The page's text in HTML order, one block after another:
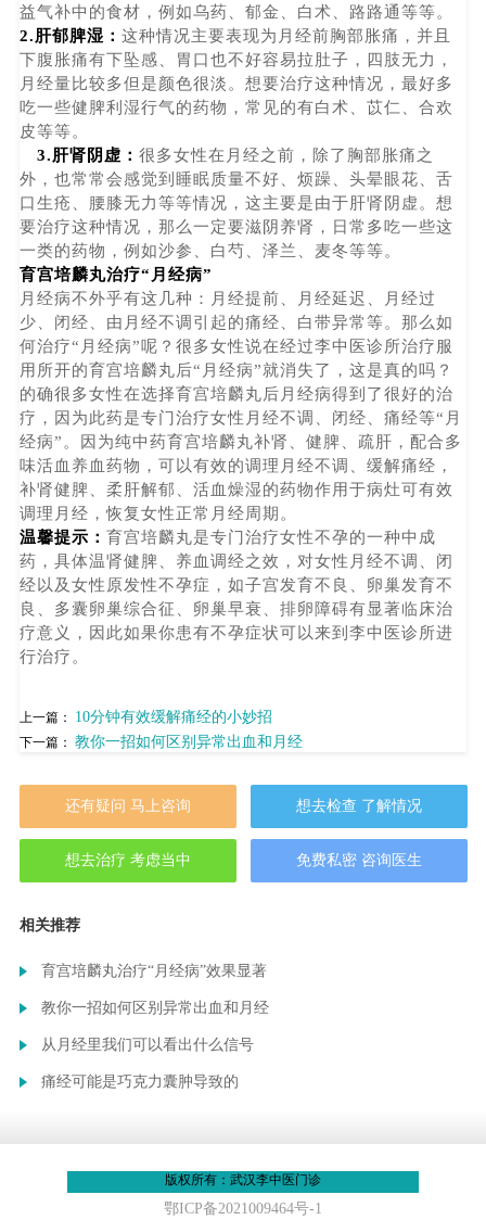
益气补中的食材，例如乌药、郁金、白术、路路通等等。
2.肝郁脾湿： 这种情况主要表现为月经前胸部胀痛，并且
下腹胀痛有下坠感、胃口也不好容易拉肚子，四肢无力，
月经量比较多但是颜色很淡。想要治疗这种情况，最好多
吃一些健脾利湿行气的药物，常见的有白术、苡仁、合欢
皮等等。
3.肝肾阴虚： 很多女性在月经之前，除了胸部胀痛之
外，也常常会感觉到睡眠质量不好、烦躁、头晕眼花、舌
口生疮、腰膝无力等等情况，这主要是由于肝肾阴虚。想
要治疗这种情况，那么一定要滋阴养肾，日常多吃一些这
一类的药物，例如沙参、白芍、泽兰、麦冬等等。
育宫培麟丸治疗“月经病”
月经病不外乎有这几种：月经提前、月经延迟、月经过
少、闭经、由月经不调引起的痛经、白带异常等。那么如
何治疗“月经病”呢？很多女性说在经过李中医诊所治疗服
用所开的育宫培麟丸后“月经病”就消失了，这是真的吗？
的确很多女性在选择育宫培麟丸后月经病得到了很好的治
疗，因为此药是专门治疗女性月经不调、闭经、痛经等“月
经病”。因为纯中药育宫培麟丸补肾、健脾、疏肝，配合多
味活血养血药物，可以有效的调理月经不调、缓解痛经，
补肾健脾、柔肝解郁、活血燥湿的药物作用于病灶可有效
调理月经，恢复女性正常月经周期。
温馨提示： 育宫培麟丸是专门治疗女性不孕的一种中成
药，具体温肾健脾、养血调经之效，对女性月经不调、闭
经以及女性原发性不孕症，如子宫发育不良、卵巢发育不
良、多囊卵巢综合征、卵巢早衰、排卵障碍有显著临床治
疗意义，因此如果你患有不孕症状可以来到李中医诊所进
行治疗。
上一篇： 10分钟有效缓解痛经的小妙招
下一篇： 教你一招如何区别异常出血和月经
还有疑问 马上咨询 想去检查 了解情况
想去治疗 考虑当中 免费私密 咨询医生
相关推荐
育宫培麟丸治疗“月经病”效果显著
教你一招如何区别异常出血和月经
从月经里我们可以看出什么信号
痛经可能是巧克力囊肿导致的
版权所有：武汉李中医门诊
鄂ICP备2021009464号-1